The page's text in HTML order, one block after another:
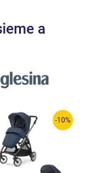
a
-10%